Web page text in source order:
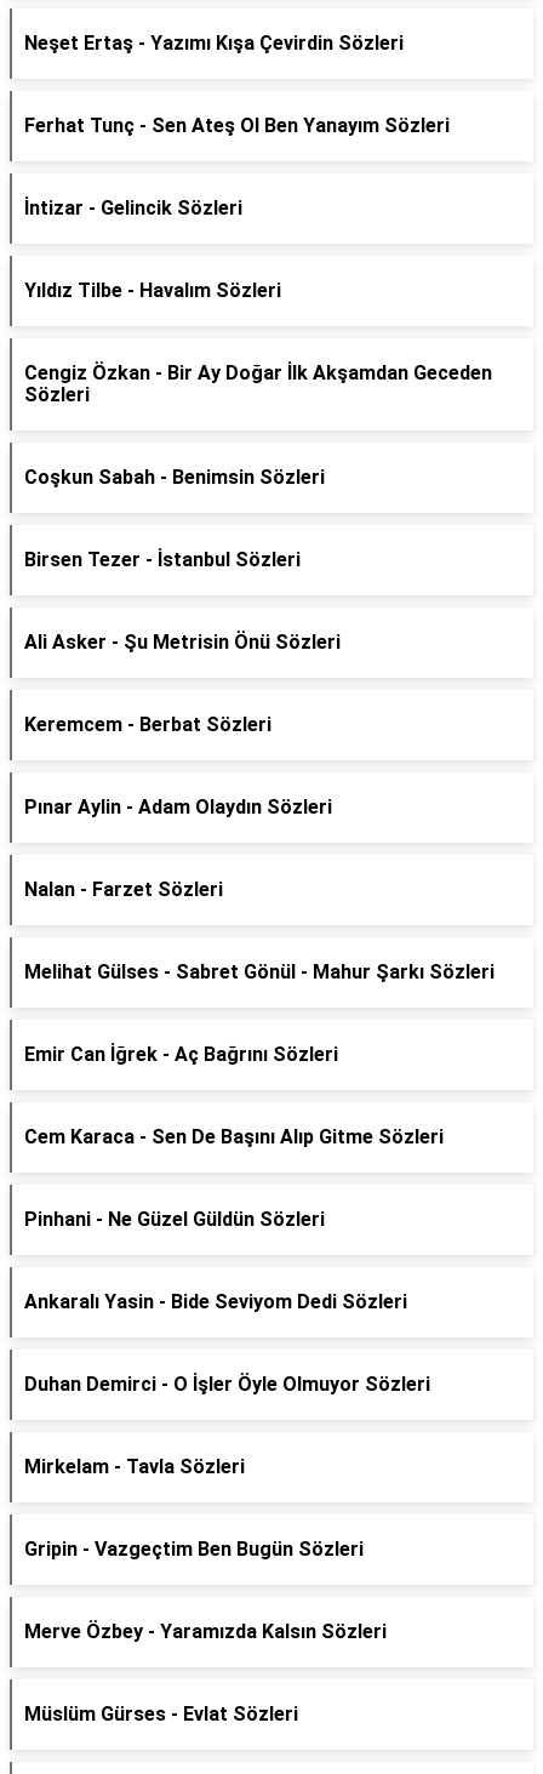
Neşet Ertaş - Yazımı Kışa Çevirdin Sözleri
Ferhat Tunç - Sen Ateş Ol Ben Yanayım Sözleri
İntizar - Gelincik Sözleri
Yıldız Tilbe - Havalım Sözleri
Cengiz Özkan - Bir Ay Doğar İlk Akşamdan Geceden
Sözleri
Coşkun Sabah - Benimsin Sözleri
Birsen Tezer - İstanbul Sözleri
Ali Asker - Şu Metrisin Önü Sözleri
Keremcem - Berbat Sözleri
Pınar Aylin - Adam Olaydın Sözleri
Nalan - Farzet Sözleri
Melihat Gülses - Sabret Gönül - Mahur Şarkı Sözleri
Emir Can İğrek - Aç Bağrını Sözleri
Cem Karaca - Sen De Başını Alıp Gitme Sözleri
Pinhani - Ne Güzel Güldün Sözleri
Ankaralı Yasin - Bide Seviyom Dedi Sözleri
Duhan Demirci - O İşler Öyle Olmuyor Sözleri
Mirkelam - Tavla Sözleri
Gripin - Vazgeçtim Ben Bugün Sözleri
Merve Özbey - Yaramızda Kalsın Sözleri
Müslüm Gürses - Evlat Sözleri